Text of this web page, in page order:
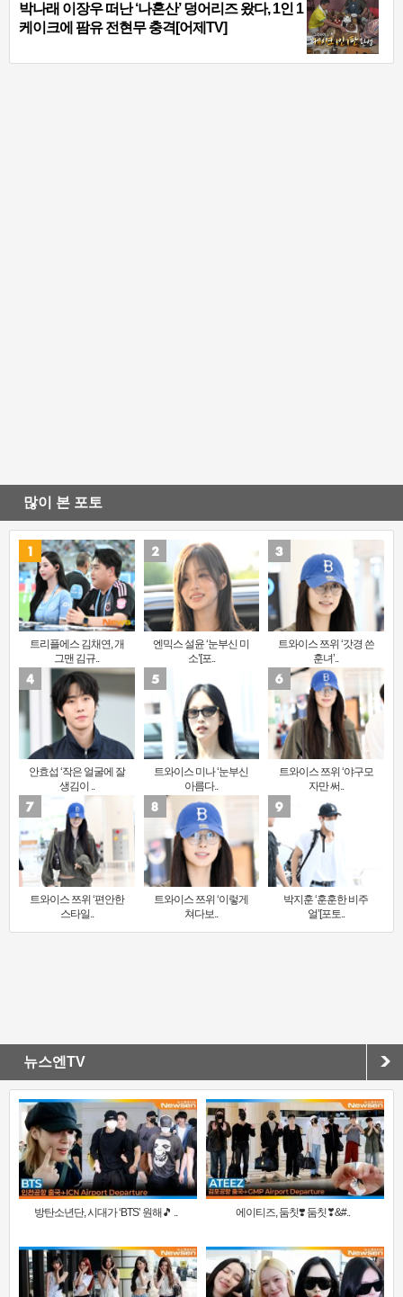
박나래 이장우 떠난 ‘나혼산’ 덩어리즈 왔다, 1인 1
케이크에 팜유 전현무 충격[어제TV]
많이 본 포토
트리플에스 김채연, 개
그맨 김규..
엔믹스 설윤 ‘눈부신 미
소’[포..
트와이스 쯔위 ‘갓경 쓴
훈녀’..
안효섭 ‘작은 얼굴에 잘
생김이 ..
트와이스 미나 ‘눈부신
아름다..
트와이스 쯔위 ‘야구모
자만 써..
트와이스 쯔위 ‘편안한
스타일..
트와이스 쯔위 ‘이렇게
쳐다보..
박지훈 ‘훈훈한 비주
얼’[포토..
뉴스엔TV
방탄소년단, 시대가 ‘BTS’ 원해🎵 .. 에이티즈, 둠칫❣️ 둠칫❣&#..